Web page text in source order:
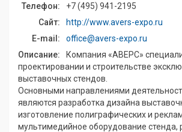
Телефон:
+7 (495) 941-2195
Сайт:
http://www.avers-expo.ru
E-mail:
office@avers-expo.ru
Описание:
Компания «АВЕРС»
проектировании и строительстве
выставочных стендов.
Основными направлениями
являются разработка дизайна
изготовление полиграфических и
мультимедийное оборудование стенда,